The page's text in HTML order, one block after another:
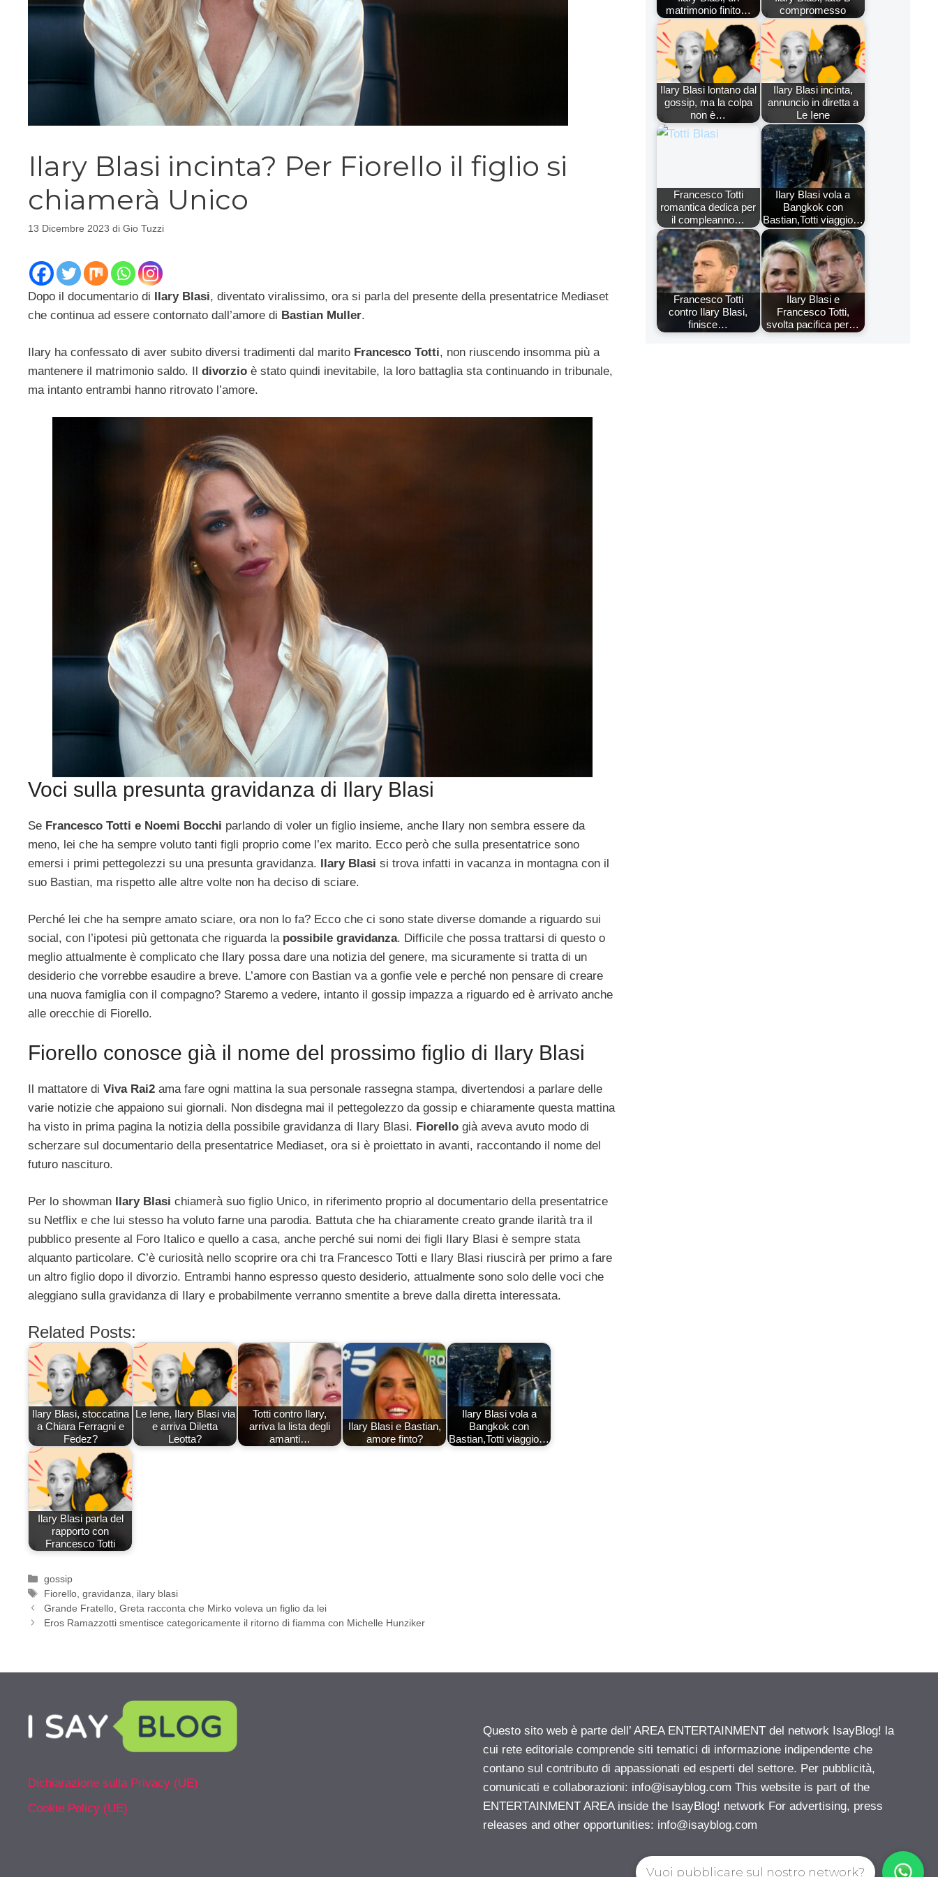
Ilary Blasi incinta? Per Fiorello il figlio si
chiamerà Unico
13 Dicembre 2023 di Gio Tuzzi
Dopo il documentario di Ilary Blasi, diventato viralissimo, ora si parla del presente della presentatrice Mediaset
che continua ad essere contornato dall’amore di Bastian Muller.
Ilary ha confessato di aver subito diversi tradimenti dal marito Francesco Totti, non riuscendo insomma più a
mantenere il matrimonio saldo. Il divorzio è stato quindi inevitabile, la loro battaglia sta continuando in tribunale,
ma intanto entrambi hanno ritrovato l’amore.
Voci sulla presunta gravidanza di Ilary Blasi
Se Francesco Totti e Noemi Bocchi parlando di voler un figlio insieme, anche Ilary non sembra essere da
meno, lei che ha sempre voluto tanti figli proprio come l’ex marito. Ecco però che sulla presentatrice sono
emersi i primi pettegolezzi su una presunta gravidanza.
Ilary Blasi si trova infatti in vacanza in montagna con il
suo Bastian, ma rispetto alle altre volte non ha deciso di sciare.
Perché lei che ha sempre amato sciare, ora non lo fa? Ecco che ci sono state diverse domande a riguardo sui
social, con l’ipotesi più gettonata che riguarda la possibile gravidanza. Difficile che possa trattarsi di questo o
meglio attualmente è complicato che Ilary possa dare una notizia del genere, ma sicuramente si tratta di un
desiderio che vorrebbe esaudire a breve. L’amore con Bastian va a gonfie vele e perché non pensare di creare
una nuova famiglia con il compagno? Staremo a vedere, intanto il gossip impazza a riguardo ed è arrivato anche
alle orecchie di Fiorello.
Fiorello conosce già il nome del prossimo figlio di Ilary Blasi
Il mattatore di Viva Rai2 ama fare ogni mattina la sua personale rassegna stampa, divertendosi a parlare delle
varie notizie che appaiono sui giornali. Non disdegna mai il pettegolezzo da gossip e chiaramente questa mattina
ha visto in prima pagina la notizia della possibile gravidanza di Ilary Blasi. Fiorello già aveva avuto modo di
scherzare sul documentario della presentatrice Mediaset, ora si è proiettato in avanti, raccontando il nome del
futuro nascituro.
Per lo showman Ilary Blasi chiamerà suo figlio Unico, in riferimento proprio al documentario della presentatrice
su Netflix e che lui stesso ha voluto farne una parodia. Battuta che ha chiaramente creato grande ilarità tra il
pubblico presente al Foro Italico e quello a casa, anche perché sui nomi dei figli Ilary Blasi è sempre stata
alquanto particolare. C’è curiosità nello scoprire ora chi tra Francesco Totti e Ilary Blasi riuscirà per primo a fare
un altro figlio dopo il divorzio. Entrambi hanno espresso questo desiderio, attualmente sono solo delle voci che
aleggiano sulla gravidanza di Ilary e probabilmente verranno smentite a breve dalla diretta interessata.
Related Posts:
Ilary Blasi, stoccatina
a Chiara Ferragni e
Fedez?
Le Iene, Ilary Blasi via
e arriva Diletta
Leotta?
Totti contro Ilary,
arriva la lista degli
amanti…
Ilary Blasi e Bastian,
amore finto?
Ilary Blasi vola a
Bangkok con
Bastian,Totti viaggio…
Ilary Blasi parla del
rapporto con
Francesco Totti
Categorie
gossip
Tag
Fiorello ,gravidanza
ilary blasi
Grande Fratello, Greta racconta che Mirko voleva un figlio da lei
Eros Ramazzotti smentisce categoricamente il ritorno di fiamma con Michelle Hunziker
matrimonio finito…
compromesso
Ilary Blasi lontano dal
gossip, ma la colpa
non è…
Ilary Blasi incinta,
annuncio in diretta a
Le Iene
Francesco Totti
romantica dedica per
il compleanno…
Ilary Blasi vola a
Bangkok con
Bastian,Totti viaggio…
Francesco Totti
contro Ilary Blasi,
finisce…
Ilary Blasi e
Francesco Totti,
svolta pacifica per…
Dichiarazione sulla Privacy (UE)
Cookie Policy (UE)
Questo sito web è parte dell’ AREA ENTERTAINMENT del network IsayBlog! la
cui rete editoriale comprende siti tematici di informazione indipendente che
contano sul contributo di appassionati ed esperti del settore. Per pubblicità,
comunicati e collaborazioni: info@isayblog.com This website is part of the
ENTERTAINMENT AREA inside the IsayBlog! network For advertising, press
releases and other opportunities: info@isayblog.com
Vuoi pubblicare sul nostro network?